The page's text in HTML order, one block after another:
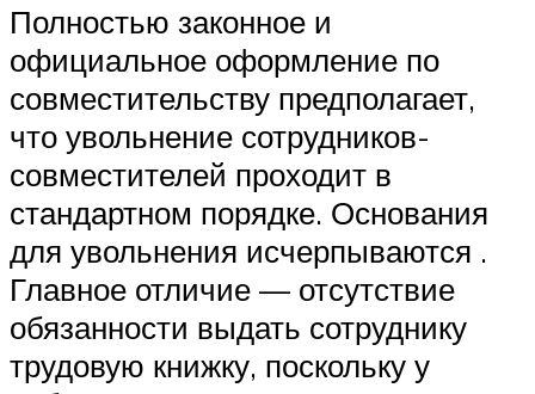
Полностью законное и
официальное оформление по
совместительству предполагает,
что увольнение сотрудников-
совместителей проходит в
стандартном порядке. Основания
для увольнения исчерпываются .
Главное отличие — отсутствие
обязанности выдать сотруднику
трудовую книжку, поскольку у